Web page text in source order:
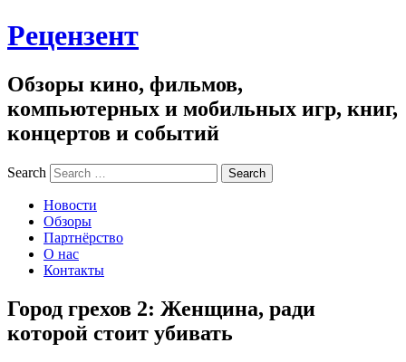
Рецензент
Обзоры кино, фильмов,
компьютерных и мобильных игр, книг,
концертов и событий
Search
Новости
Обзоры
Партнёрство
О нас
Контакты
Город грехов 2: Женщина, ради
которой стоит убивать